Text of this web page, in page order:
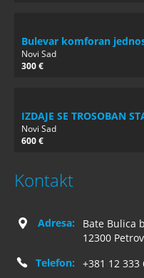
Bulevar komforan
Novi Sad
300 €
IZDAJE SE TROSOBAN
Novi Sad
600 €
Kontakt
Adresa:
Bate Bulica
12300
Telefon:
+381 12 333